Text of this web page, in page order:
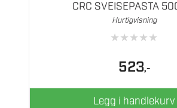
CRC SVEISEPASTA
Hurtigvisning
★★★★★
523,-
Legg i handlekurv